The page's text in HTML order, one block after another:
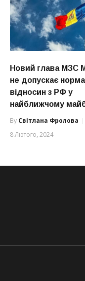
Новий глава МЗС
не допускає
відносин з РФ у
найближчому
By Світлана Фролова
8 Лютого, 2024